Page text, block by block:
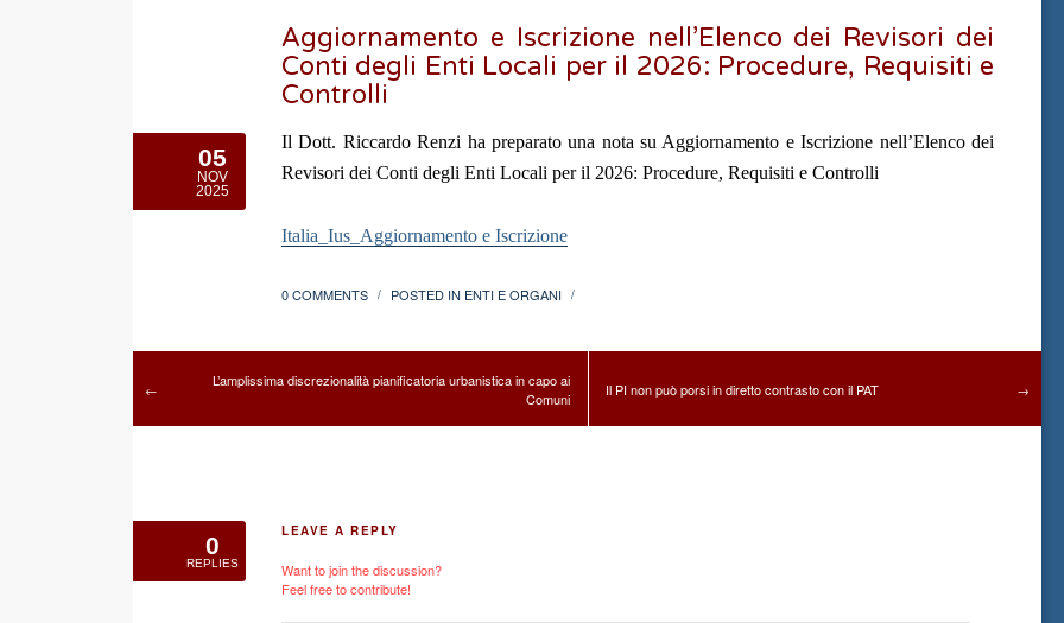
Aggiornamento e Iscrizione nell’Elenco dei Revisori dei
Conti degli Enti Locali per il 2026: Procedure, Requisiti e
Controlli
05
NOV
2025
Il Dott. Riccardo Renzi ha preparato una nota su Aggiornamento e Iscrizione nell’Elenco dei
Revisori dei Conti degli Enti Locali per il 2026: Procedure, Requisiti e Controlli
Italia_Ius_Aggiornamento e Iscrizione
0 COMMENTS / POSTED IN ENTI E ORGANI /
←
L’amplissima discrezionalità pianificatoria urbanistica in capo ai
Comuni
Il PI non può porsi in diretto contrasto con il PAT →
0
REPLIES
LEAVE A REPLY
Want to join the discussion?
Feel free to contribute!